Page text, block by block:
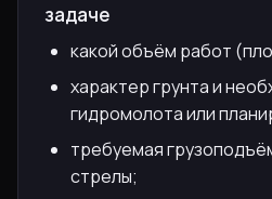
задаче
какой объём работ
характер грунта и
гидромолота или
требуемая
стрелы;